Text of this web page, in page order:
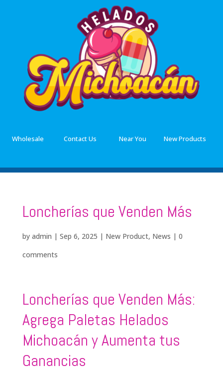
Wholesale Contact Us Near You New Products
Loncherías que Venden Más
by admin | Sep 6, 2025 | New Product, News | 0
comments
Loncherías que Venden Más:
Agrega Paletas Helados
Michoacán y Aumenta tus
Ganancias